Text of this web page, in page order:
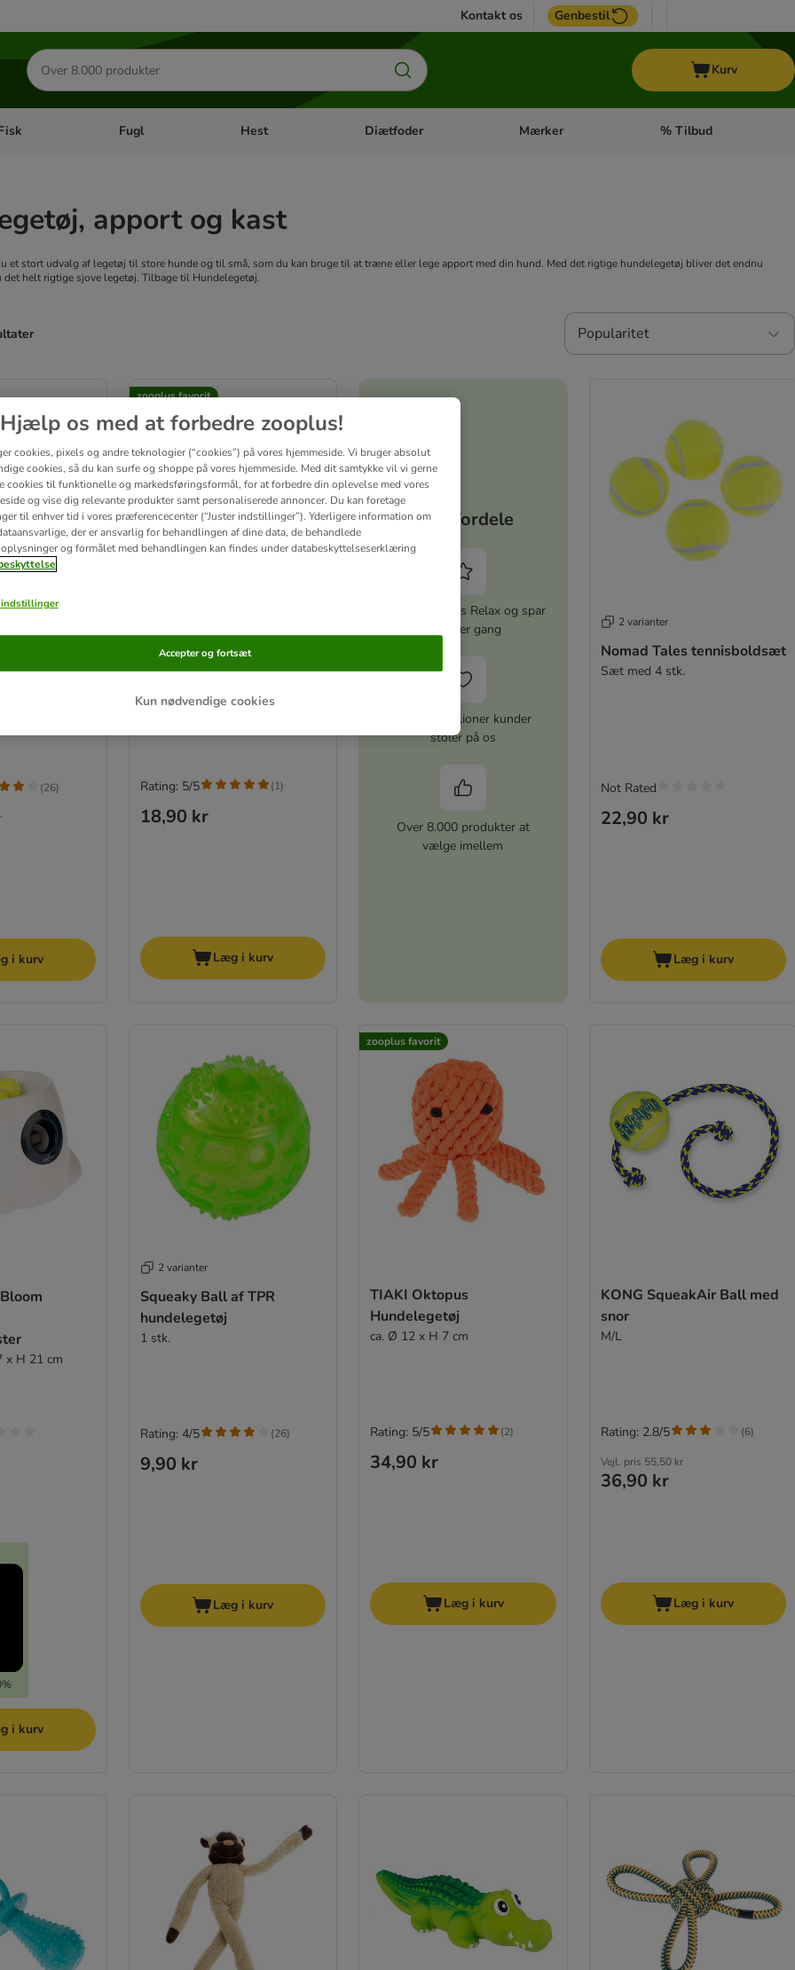
Kontakt os Genbestil
Søg
efter
produkter
Kurv
kategori menu: GnaverÅben kategori menu: Fisk
Fugl Åben kategori menu: Fugl
Hest Åben kategori menu: Hest
Diætfoder Åben kategori menu: Diætfoder
Mærker Åben kategori menu:
% Tilbud
apport og kast
et stort udvalg af legetøj til store hunde og til små, som du kan bruge til at træne eller lege apport med din hund. Med det rigtige hundelegetøj bliver det endnu
det helt rigtige sjove legetøj. Tilbage til Hundelegetøj.
Popularitet
TPR
(26)
i kurv
zooplus favorit
TIAKI Reb-Pind
Hundelegetøj
18,90 kr
Rating: 5/5 (1)
Læg i kurv
Dine fordele
Aktiver zooplus Relax og spar
5% hver gang
Over 10 millioner kunder
stoler på os
Over 8.000 produkter at
vælge imellem
2 varianter
Nomad Tales tennisboldsæt
Sæt med 4 stk.
22,90 kr
Not Rated
Læg i kurv
x H 21 cm
i kurv
2 varianter
Squeaky Ball af TPR
hundelegetøj
1 stk.
9,90 kr
Rating: 4/5 (26)
Læg i kurv
zooplus favorit
TIAKI Oktopus
Hundelegetøj
ca. Ø 12 x H 7 cm
34,90 kr
Rating: 5/5 (2)
Læg i kurv
KONG SqueakAir Ball med
snor
M/L
Vejl. pris 55,50 kr
36,90 kr
Rating: 2.8/5 (6)
Læg i kurv
Hjælp os med at forbedre zooplus!
cookies, pixels og andre teknologier (“cookies”) på vores hjemmeside. Vi bruger absolut
cookies, så du kan surfe og shoppe på vores hjemmeside. Med dit samtykke vil vi gerne
cookies til funktionelle og markedsføringsformål, for at forbedre din oplevelse med vores
og vise dig relevante produkter samt personaliserede annoncer. Du kan foretage
til enhver tid i vores præferencecenter (“Juster indstillinger”). Yderligere information om
der er ansvarlig for behandlingen af ​​dine data, de behandlede
og formålet med behandlingen kan findes under databeskyttelseserklæring
Kun nødvendige cookies
Accepter og fortsæt